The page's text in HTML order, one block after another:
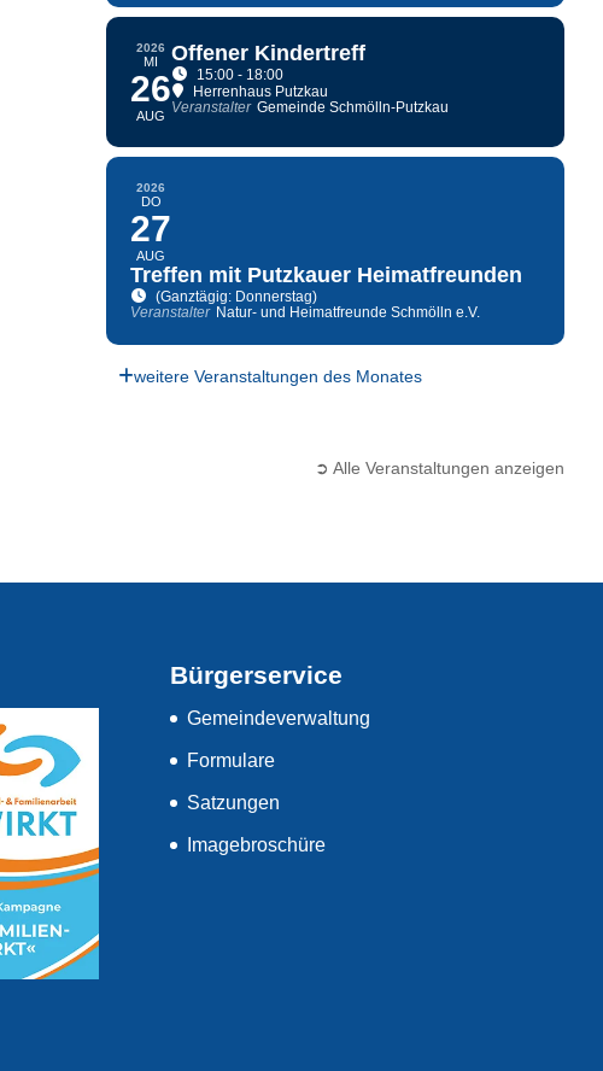
2026
MI
26
AUG
Offener Kindertreff
15:00 - 18:00
Herrenhaus Putzkau
Veranstalter Gemeinde Schmölln-Putzkau
2026
DO
27
AUG
Treffen mit Putzkauer Heimatfreunden
(Ganztägig: Donnerstag)
Veranstalter Natur- und Heimatfreunde Schmölln e.V.
weitere Veranstaltungen des Monates
➲ Alle Veranstaltungen anzeigen
Bürgerservice
Gemeindeverwaltung
Formulare
Satzungen
Imagebroschüre